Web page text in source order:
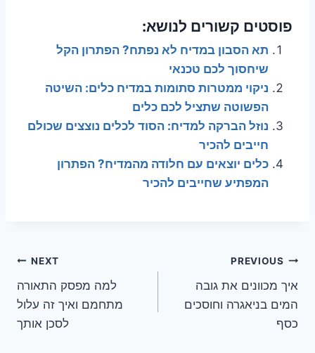
פוסטים קשורים לנושא:
תא הסבון במדיח לא נפתח? הפתרון הקל
שיחסוך לכם טכנאי
ניקוי ממטרות סתומות במדיח כלים: השיטה
הפשוטה שתציל לכם כלים
נוזל הברקה למדיח: הסוד לכלים נוצצים שכולם
חייבים להכיר
כלים יוצאים עם חלודה מהמדיח? הפתרון
המפתיע שחייבים להכיר
ניווט
PREVIOUS
איך מכוונים את גובה
המים בניאגרה וחוסכים
כסף
NEXT
למה מפסק התאורה
מתחמם ואיך זה עלול
לסכן אותך